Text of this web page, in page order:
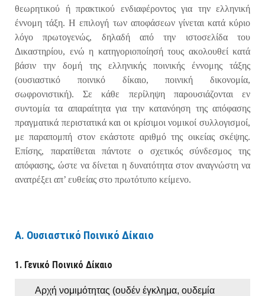
θεωρητικού ή πρακτικού ενδιαφέροντος για την ελληνική
έννομη τάξη. Η επιλογή των αποφάσεων γίνεται κατά κύριο
λόγο πρωτογενώς, δηλαδή από την ιστοσελίδα του
Δικαστηρίου, ενώ η κατηγοριοποίησή τους ακολουθεί κατά
βάσιν την δομή της ελληνικής ποινικής έννομης τάξης
(ουσιαστικό ποινικό δίκαιο, ποινική δικονομία,
σωφρονιστική). Σε κάθε περίληψη παρουσιάζονται εν
συντομία τα απαραίτητα για την κατανόηση της απόφασης
πραγματικά περιστατικά και οι κρίσιμοι νομικοί συλλογισμοί,
με παραπομπή στον εκάστοτε αριθμό της οικείας σκέψης.
Επίσης, παρατίθεται πάντοτε ο σχετικός σύνδεσμος της
απόφασης, ώστε να δίνεται η δυνατότητα στον αναγνώστη να
ανατρέξει απ’ ευθείας στο πρωτότυπο κείμενο.
Α. Ουσιαστικό Ποινικό Δίκαιο
1. Γενικό Ποινικό Δίκαιο
Αρχή νομιμότητας (ουδέν έγκλημα, ουδεμία